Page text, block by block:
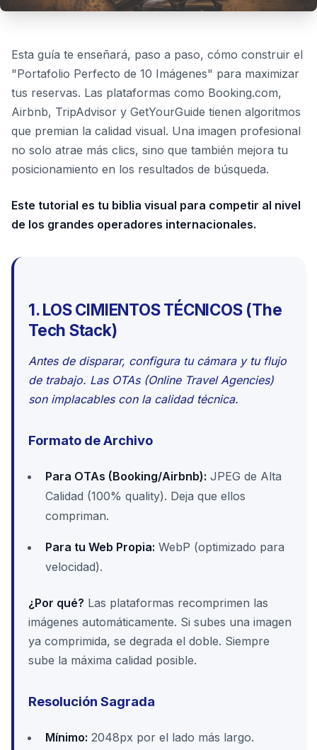
Esta guía te enseñará, paso a paso, cómo construir el
"Portafolio Perfecto de 10 Imágenes" para maximizar
tus reservas. Las plataformas como Booking.com,
Airbnb, TripAdvisor y GetYourGuide tienen algoritmos
que premian la calidad visual. Una imagen profesional
no solo atrae más clics, sino que también mejora tu
posicionamiento en los resultados de búsqueda.
Este tutorial es tu biblia visual para competir al nivel
de los grandes operadores internacionales.
1. LOS CIMIENTOS TÉCNICOS (The
Tech Stack)
Antes de disparar, configura tu cámara y tu flujo
de trabajo. Las OTAs (Online Travel Agencies)
son implacables con la calidad técnica.
Formato de Archivo
Para OTAs (Booking/Airbnb): JPEG de Alta
Calidad (100% quality). Deja que ellos
compriman.
Para tu Web Propia: WebP (optimizado para
velocidad).
¿Por qué? Las plataformas recomprimen las
imágenes automáticamente. Si subes una imagen
ya comprimida, se degrada el doble. Siempre
sube la máxima calidad posible.
Resolución Sagrada
Mínimo: 2048px por el lado más largo.